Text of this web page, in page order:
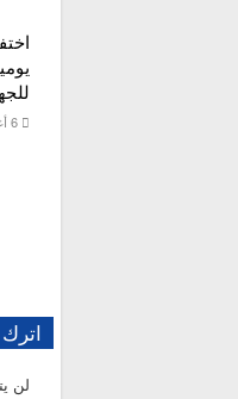
6 أغسطس، 2026
اترك
لن